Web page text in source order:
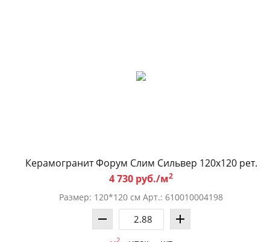
Керамогранит Форум Слим Сильвер 120x120 рет.
4 730 руб./м2
Размер: 120*120 см Арт.: 610010004198
2